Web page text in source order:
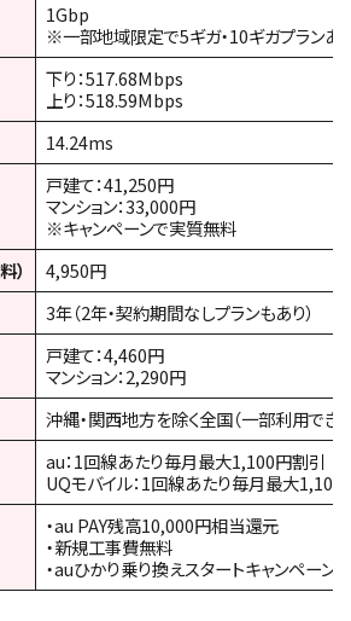
1Gbp
※一部地域限定で5ギガ・10ギガプランあ
下り：517.68Mbps
上り：518.59Mbps
14.24ms
戸建て：41,250円
マンション：33,000円
※キャンペーンで実質無料
）
4,950円
3年（2年・契約期間なしプランもあり）
戸建て：4,460円
マンション：2,290円
沖縄・関西地方を除く全国（一部利用でき
au：1回線あたり毎月最大1,100円割引
UQモバイル：1回線あたり毎月最大1,100
・au PAY残高10,000円相当還元
・新規工事費無料
・auひかり乗り換えスタートキャンペーン